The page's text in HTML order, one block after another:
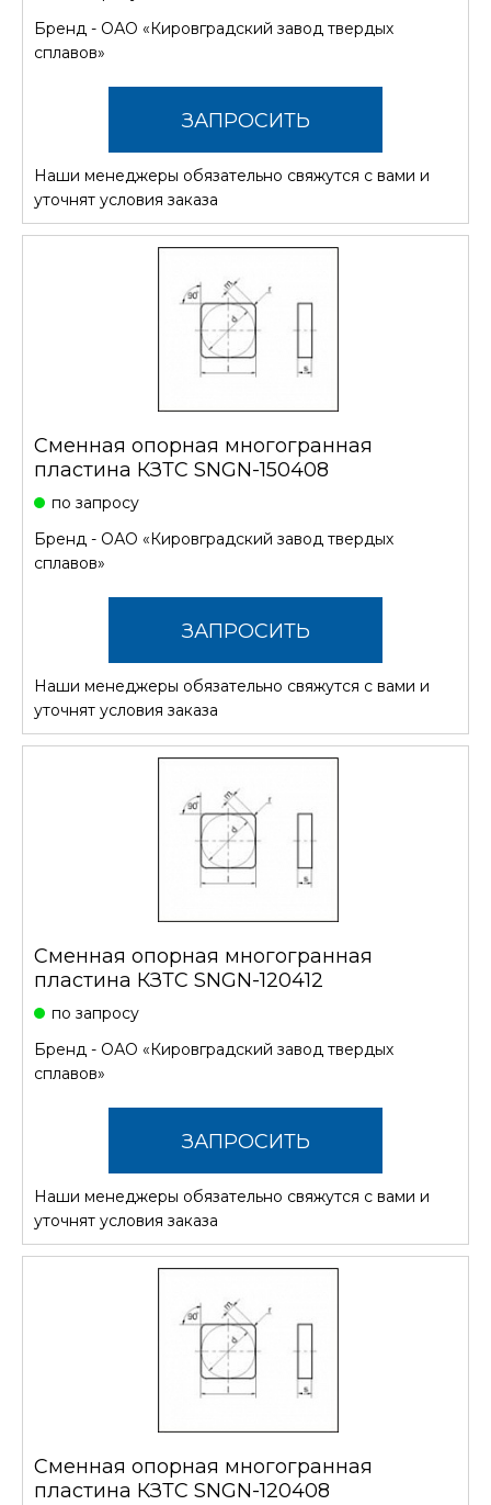
Бренд - ОАО «Кировградский завод твердых
сплавов»
ЗАПРОСИТЬ
СТОИМОСТЬ
Наши менеджеры обязательно свяжутся с вами и
уточнят условия заказа
Сменная опорная многогранная
пластина КЗТС SNGN-150408
по запросу
Бренд - ОАО «Кировградский завод твердых
сплавов»
ЗАПРОСИТЬ
СТОИМОСТЬ
Наши менеджеры обязательно свяжутся с вами и
уточнят условия заказа
Сменная опорная многогранная
пластина КЗТС SNGN-120412
по запросу
Бренд - ОАО «Кировградский завод твердых
сплавов»
ЗАПРОСИТЬ
СТОИМОСТЬ
Наши менеджеры обязательно свяжутся с вами и
уточнят условия заказа
Сменная опорная многогранная
пластина КЗТС SNGN-120408